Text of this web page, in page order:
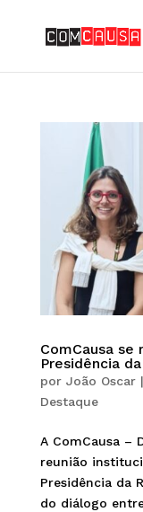
ComCausa
Presidência
por João Oscar|
Destaque
A ComCausa –
reunião
Presidência da
do diálogo